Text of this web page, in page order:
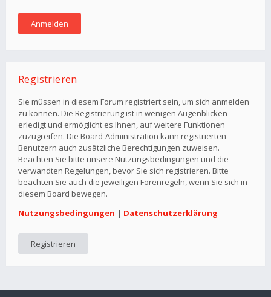
Registrieren
Sie müssen in diesem Forum registriert sein, um sich anmelden
zu können. Die Registrierung ist in wenigen Augenblicken
erledigt und ermöglicht es Ihnen, auf weitere Funktionen
zuzugreifen. Die Board-Administration kann registrierten
Benutzern auch zusätzliche Berechtigungen zuweisen.
Beachten Sie bitte unsere Nutzungsbedingungen und die
verwandten Regelungen, bevor Sie sich registrieren. Bitte
beachten Sie auch die jeweiligen Forenregeln, wenn Sie sich in
diesem Board bewegen.
Nutzungsbedingungen | Datenschutzerklärung
Registrieren